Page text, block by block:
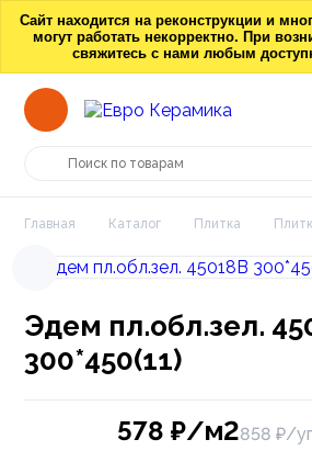
Сайт находится на реконструкции и
могут работать некорректно. При
свяжитесь с нами любым
Главная Каталог Плитка
Эдем пл.обл.зел.
300*450(11)
578 ₽/м2858 ₽/